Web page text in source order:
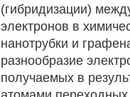
(гибридизации)
электронов в
нанотрубки и
разнообразие
получаемых в